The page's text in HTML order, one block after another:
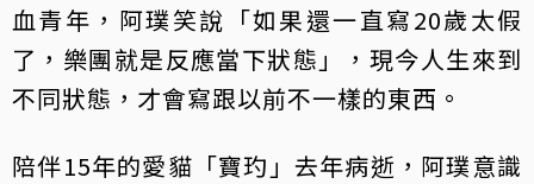
血青年，阿璞笑說「如果還一直寫20歲太假
了，樂團就是反應當下狀態」，現今人生來到
不同狀態，才會寫跟以前不一樣的東西。
陪伴15年的愛貓「寶玓」去年病逝，阿璞意識